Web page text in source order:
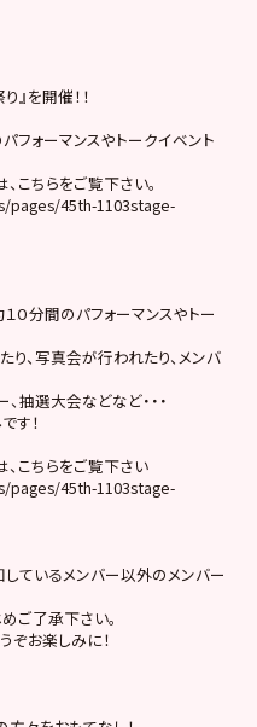
』を開催！！
フォーマンスやトークイベント
ちらをご覧下さい。
45th-1103stage-
１０分間のパフォーマンスやトー
、写真会が行われたり、メンバ
抽選大会などなど・・・
す！
こちらをご覧下さい
45th-1103stage-
しているメンバー以外のメンバー
ご了承下さい。
ぞお楽しみに！